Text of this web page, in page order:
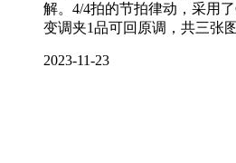
解。4/4拍的节拍律动，采用
变调夹1品可回原调，共三张
2023-11-23